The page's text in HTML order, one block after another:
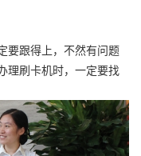
要跟得上，不然有问题
理刷卡机时，一定要找